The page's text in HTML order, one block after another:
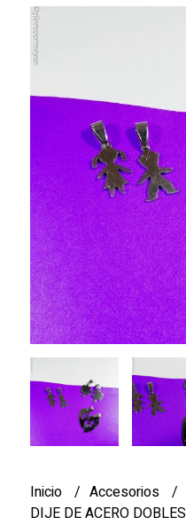
Inicio Accesorios
DIJE DE ACERO DOBLES